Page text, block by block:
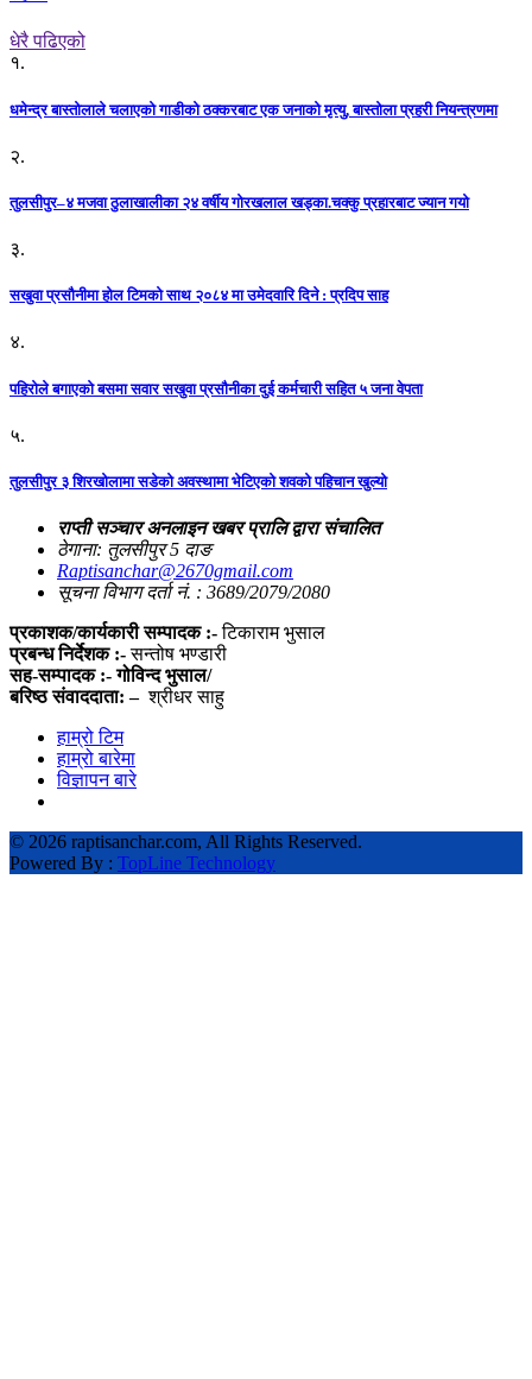
धेरै पढिएको
१.
धमेन्द्र बास्तोलाले चलाएको गाडीको ठक्करबाट एक जनाको मृत्यु, बास्तोला प्रहरी नियन्त्रणमा
२.
तुलसीपुर–४ मजवा ठुलाखालीका २४ वर्षीय गोरखलाल खड्का.चक्कु प्रहारबाट ज्यान गयो
३.
सखुवा प्रसौनीमा होल टिमको साथ २०८४ मा उमेदवारि दिने : प्रदिप साह
४.
पहिराेले बगाएकाे बसमा सवार सखुवा प्रसाैनीका दुई कर्मचारी सहित ५ जना वेपता
५.
तुलसीपुर ३ शिरखोलामा सडेको अवस्थामा भेटिएको शवको पहिचान खुल्यो
राप्ती सञ्चार अनलाइन खबर प्रालि द्वारा संचालित
ठेगाना: तुलसीपुर 5 दाङ
Raptisanchar@2670gmail.com
सूचना विभाग दर्ता नं. : 3689/2079/2080
प्रकाशक/कार्यकारी सम्पादक :-टिकाराम भुसाल
प्रबन्ध निर्देशक :-सन्तोष भण्डारी
सह-सम्पादक :- गोविन्द भुसाल/
बरिष्ठ संवाददाता: – श्रीधर साहु
हाम्रो टिम
हाम्रो बारेमा
विज्ञापन बारे
© 2026 raptisanchar.com, All Rights Reserved.
Powered By : TopLine Technology